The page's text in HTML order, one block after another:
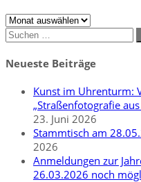
Archiv
Suchen
nach:
Neueste Beiträge
Kunst im Uhrenturm:
„Straßenfotografie
23. Juni 2026
Stammtisch am
2026
Anmeldungen zur
26.03.2026 noch